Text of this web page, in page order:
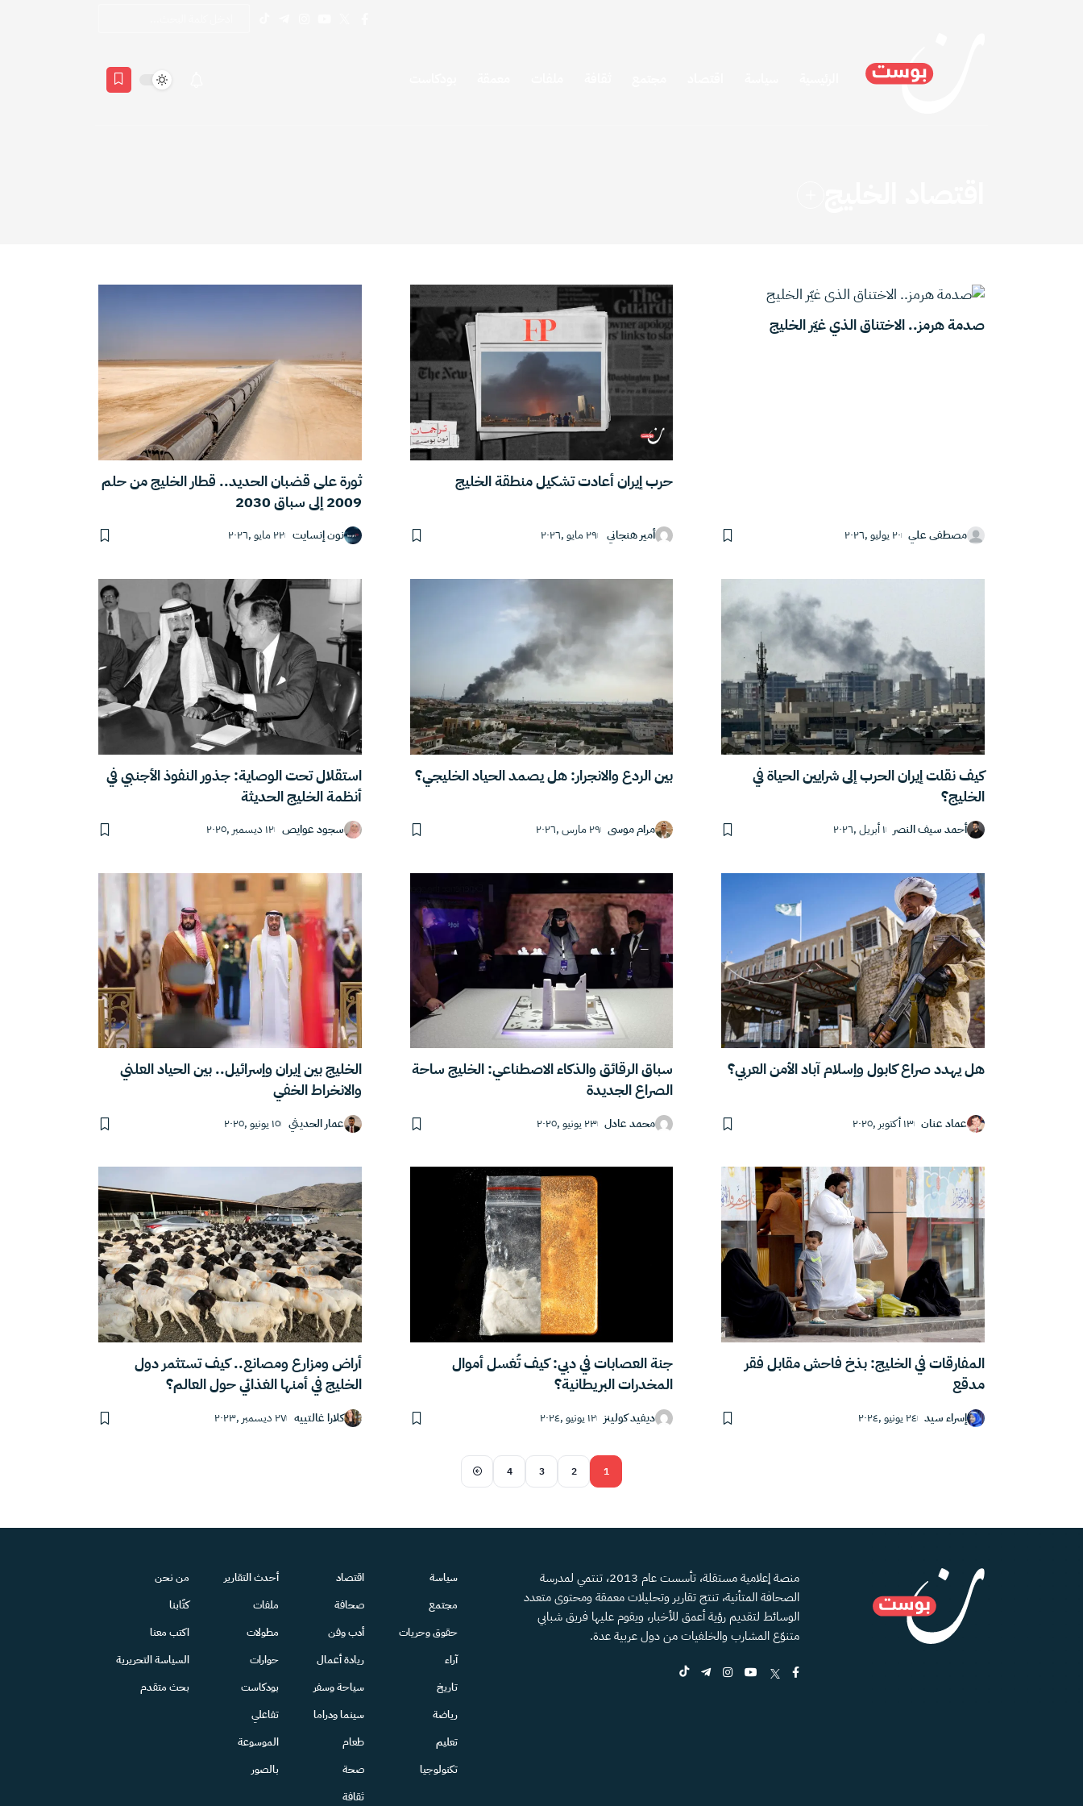
صدمة هرمز.. الاختناق الذي غيّر الخليج
مصطفى علي ٢٠ يوليو ,٢٠٢٦
حرب إيران أعادت تشكيل منطقة الخليج
أمير هنجاني ٢٩ مايو ,٢٠٢٦
ثورة على قضبان الحديد.. قطار الخليج من حلم
2009 إلى سباق 2030
نون إنسايت ٢٢ مايو ,٢٠٢٦
كيف نقلت إيران الحرب إلى شرايين الحياة في
الخليج؟
أحمد سيف النصر ١ أبريل ,٢٠٢٦
بين الردع والانجرار: هل يصمد الحياد الخليجي؟
مرام موسى ٢٩ مارس ,٢٠٢٦
استقلال تحت الوصاية: جذور النفوذ الأجنبي في
أنظمة الخليج الحديثة
سجود عوايص ١٢ ديسمبر ,٢٠٢٥
هل يهدد صراع كابول وإسلام آباد الأمن العربي؟
عماد عنان ١٣ أكتوبر ,٢٠٢٥
سباق الرقائق والذكاء الاصطناعي: الخليج ساحة
الصراع الجديدة
محمد عادل ٢٣ يونيو ,٢٠٢٥
الخليج بين إيران وإسرائيل.. بين الحياد العلني
والانخراط الخفي
عمار الحديثي ١٥ يونيو ,٢٠٢٥
المفارقات في الخليج: بذخ فاحش مقابل فقر
مدقع
إسراء سيد ٢٤ يونيو ,٢٠٢٤
جنة العصابات في دبي: كيف تُغسل أموال
المخدرات البريطانية؟
ديفيد كولينز ١٢ يونيو ,٢٠٢٤
أراض ومزارع ومصانع.. كيف تستثمر دول
الخليج في أمنها الغذائي حول العالم؟
كلارا غالتييه ٢٧ ديسمبر ,٢٠٢٣
1
2
3
4
منصة إعلامية مستقلة، تأسست عام 2013، تنتمي لمدرسة
الصحافة المتأنية، تنتج تقارير وتحليلات معمقة ومحتوى متعدد
الوسائط لتقديم رؤية أعمق للأخبار، ويقوم عليها فريق شبابي
متنوّع المشارب والخلفيات من دول عربية عدة.
سياسة
مجتمع
حقوق وحريات
آراء
تاريخ
رياضة
تعليم
تكنولوجيا
اقتصاد
صحافة
أدب وفن
ريادة أعمال
سياحة وسفر
سينما ودراما
طعام
صحة
ثقافة
أحدث التقارير
ملفات
مطولات
حوارات
بودكاست
تفاعلي
الموسوعة
بالصور
من نحن
كتّابنا
اكتب معنا
السياسة التحريرية
بحث متقدم